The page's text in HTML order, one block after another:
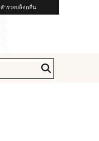
สำรวจบล็อกอื่น